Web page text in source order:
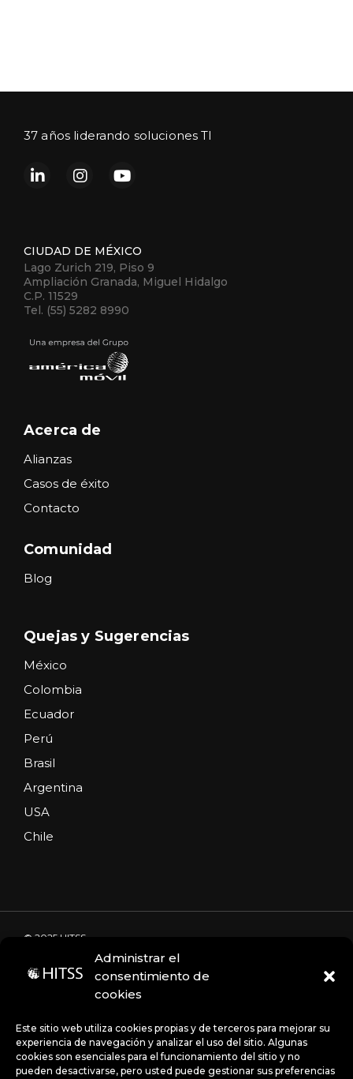
Administrar el
consentimiento de
cookies
Este sitio web utiliza cookies propias y de terceros para mejorar su
experiencia de navegación y analizar el uso del sitio. Algunas
cookies son esenciales para el funcionamiento del sitio y no
pueden desactivarse, pero usted puede gestionar sus preferencias
37 años liderando soluciones TI
CIUDAD DE MÉXICO
Lago Zurich 219, Piso 9
Ampliación Granada, Miguel Hidalgo
C.P. 11529
Tel. (55) 5282 8990
Acerca de
Alianzas
Casos de éxito
Contacto
Comunidad
Blog
Quejas y Sugerencias
México
Colombia
Ecuador
Perú
Brasil
Argentina
USA
Chile
© 2025 HITSS
Código de Ética
Avisos de privacidad
Políticas